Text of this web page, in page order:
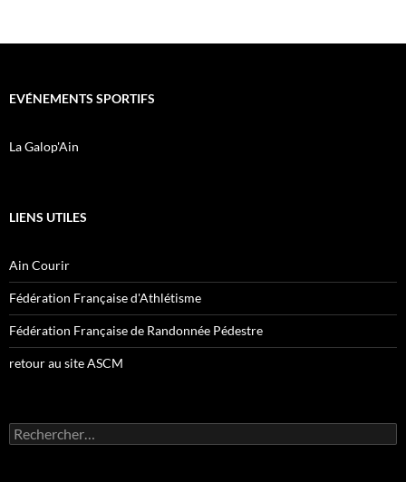
EVÉNEMENTS SPORTIFS
La Galop'Ain
LIENS UTILES
Ain Courir
Fédération Française d'Athlétisme
Fédération Française de Randonnée Pédestre
retour au site ASCM
Rechercher :